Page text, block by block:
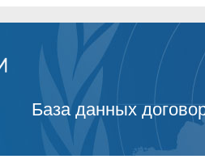
База данных